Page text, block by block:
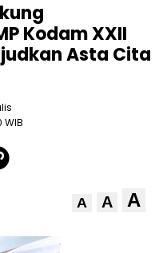
Kodam XXII
Asta Cita
WIB
A A A